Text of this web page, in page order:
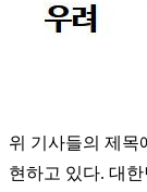
위 기사들의 제목
현하고 있다. 대